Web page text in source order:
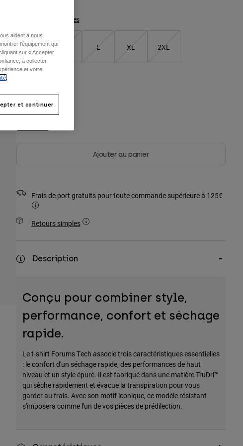
Tableau des tailles
S L XL 2XL
Ajouter au panier
Frais de port gratuits pour toute commande supérieure à 125€
Retours simples
Description
Conçu pour combiner style,
performance, confort et séchage
rapide.
Le t-shirt Forums Tech associe trois caractéristiques essentielles
: le confort d'un séchage rapide, des performances de haut
niveau et un style épuré. Il est fabriqué dans une matière TruDri™
qui sèche rapidement et évacue la transpiration pour vous
garder au frais. Avec son motif iconique, ce modèle résistant
s'imposera comme l'un de vos pièces de prédilection.
aident à nous
l'équipement qui
sur « Accepter
à collecter,
et votre
et continuer